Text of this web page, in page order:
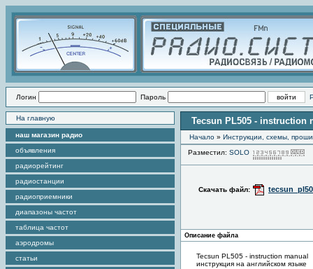
Логин Пароль
На главную
наш магазин радио
объявления
радиорейтинг
радиостанции
радиоприемники
диапазоны частот
таблица частот
аэродромы
статьи
Tecsun PL505 - instruction
Начало » Инструкции, схемы,
Разместил: SOLO
Скачать файл:
Описание файла
Tecsun PL505 - instruction manual
инструкция на английском языке